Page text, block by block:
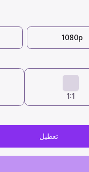
1080p
1:1
تعطيل